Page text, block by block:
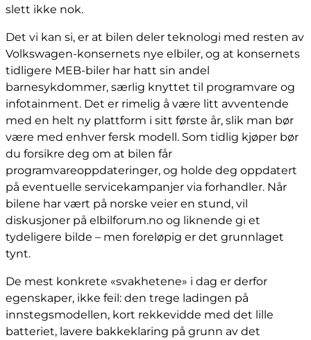
slett ikke nok.
Det vi kan si, er at bilen deler teknologi med resten av
Volkswagen-konsernets nye elbiler, og at konsernets
tidligere MEB-biler har hatt sin andel
barnesykdommer, særlig knyttet til programvare og
infotainment. Det er rimelig å være litt avventende
med en helt ny plattform i sitt første år, slik man bør
være med enhver fersk modell. Som tidlig kjøper bør
du forsikre deg om at bilen får
programvareoppdateringer, og holde deg oppdatert
på eventuelle servicekampanjer via forhandler. Når
bilene har vært på norske veier en stund, vil
diskusjoner på elbilforum.no og liknende gi et
tydeligere bilde – men foreløpig er det grunnlaget
tynt.
De mest konkrete «svakhetene» i dag er derfor
egenskaper, ikke feil: den trege ladingen på
innstegsmodellen, kort rekkevidde med det lille
batteriet, lavere bakkeklaring på grunn av det